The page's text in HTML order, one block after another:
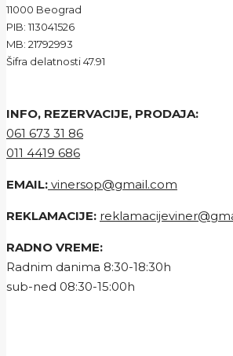
11000 Beograd
PIB: 113041526
MB: 21792993
Šifra delatnosti 47.91
INFO, REZERVACIJE, PRODAJA:
061 673 31 86
011 4419 686
EMAIL: vinersop@gmail.com
REKLAMACIJE:
RADNO VREME:
Radnim danima 8:30-18:30h
sub-ned 08:30-15:00h